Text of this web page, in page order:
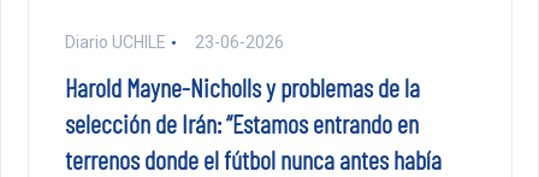
Diario UCHILE 23-06-2026
Harold Mayne-Nicholls y problemas de la
selección de Irán: “Estamos entrando en
terrenos donde el fútbol nunca antes había